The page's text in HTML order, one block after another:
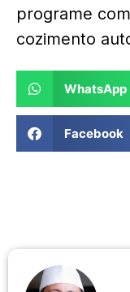
programe
cozimento
WhatsApp
Facebook